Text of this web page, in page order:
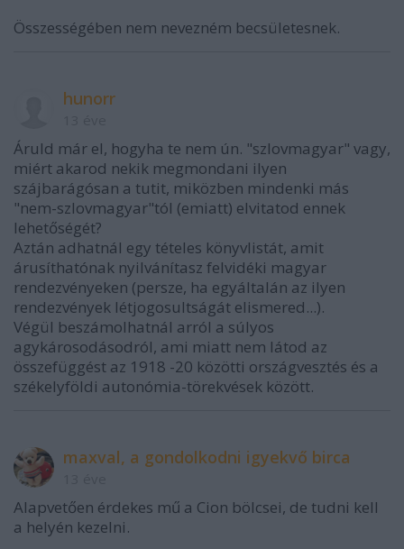
Összességében nem nevezném becsületesnek.
hunorr
Áruld már el, hogyha te nem ún. "szlovmagyar" vagy,
miért akarod nekik megmondani ilyen
szájbarágósan a tutit, miközben mindenki más
"nem-szlovmagyar"tól (emiatt) elvitatod ennek
lehetőségét?
Aztán adhatnál egy tételes könyvlistát, amit
árusíthatónak nyilvánítasz felvidéki magyar
rendezvényeken (persze, ha egyáltalán az ilyen
rendezvények létjogosultságát elismered...).
Végül beszámolhatnál arról a súlyos
agykárosodásodról, ami miatt nem látod az
összefüggést az 1918 -20 közötti országvesztés és a
székelyföldi autonómia-törekvések között.
maxval, a gondolkodni igyekvő birca
Alapvetően érdekes mű a Cion bölcsei, de tudni kell
a helyén kezelni.